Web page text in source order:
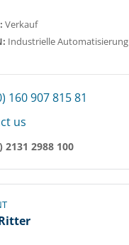
Verkauf
Industrielle Automatisierung
160 907 815 81
us
2131 2988 100